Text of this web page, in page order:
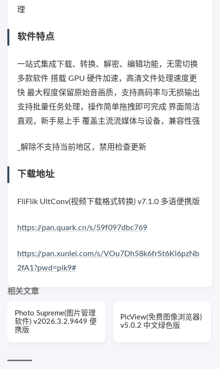
理
软件特点
一站式集成下载、转换、解密、编辑功能，无需切换
多款软件 搭载 GPU 硬件加速，高清文件处理速度更
快 最大程度保留原始音画质，支持高码率与无损输出
支持批量任务处理，操作简单拖拽即可完成 界面简洁
直观，新手易上手 覆盖主流流媒体与设备，兼容性强
_解除不支持当前地区，禁用检查更新
下载地址
FliFlik UltConv(视频下载格式转换) v7.1.0 多语便携版
https://pan.quark.cn/s/59f097dbc769
https://pan.xunlei.com/s/VOu7Dh58k6frSt6Kl6pzNb
2fA1?pwd=pik9#
相关文章
Photo Supreme(图片管理
软件) v2026.3.2.9449 便
携版
PicView(免费图像浏览器)
v5.0.2 中文绿色版